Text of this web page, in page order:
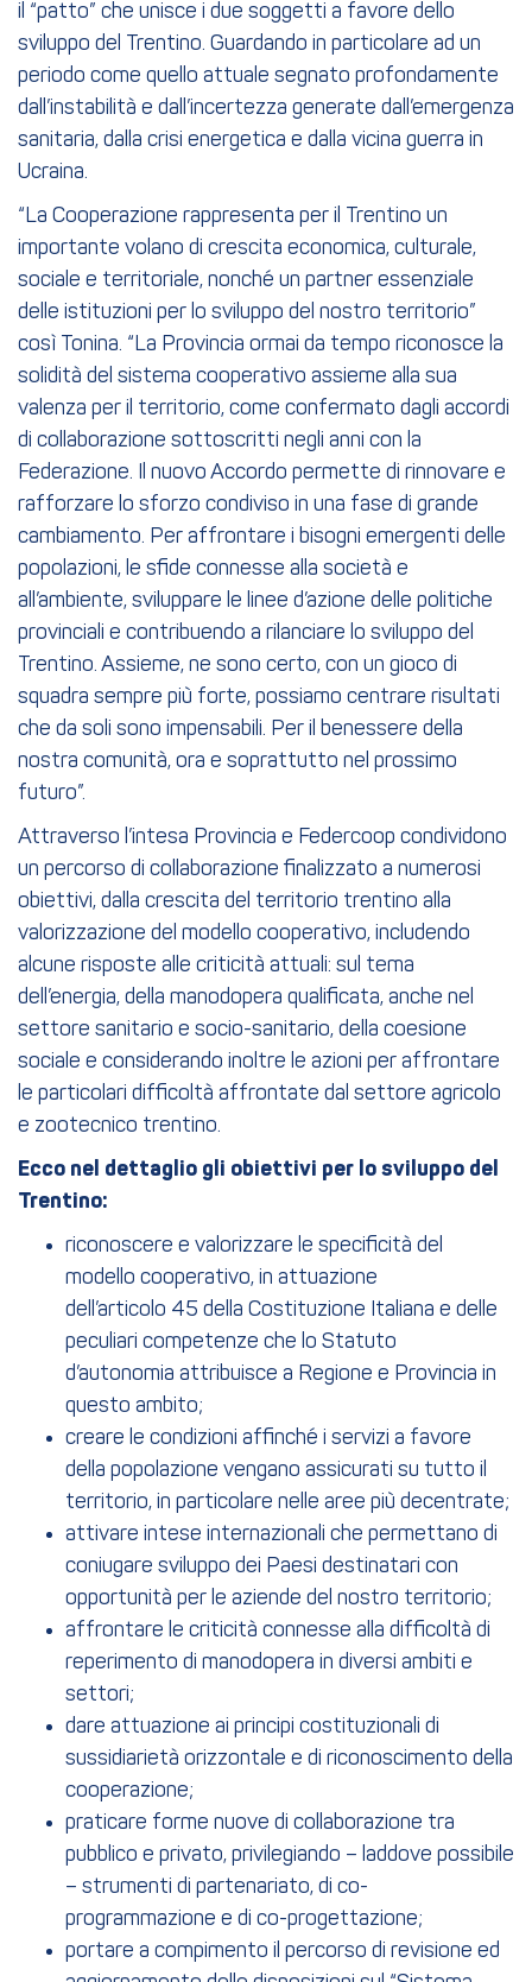
il “patto” che unisce i due soggetti a favore dello
sviluppo del Trentino. Guardando in particolare ad un
periodo come quello attuale segnato profondamente
dall’instabilità e dall’incertezza generate dall’emergenza
sanitaria, dalla crisi energetica e dalla vicina guerra in
Ucraina.
“La Cooperazione rappresenta per il Trentino un
importante volano di crescita economica, culturale,
sociale e territoriale, nonché un partner essenziale
delle istituzioni per lo sviluppo del nostro territorio”
così Tonina. “La Provincia ormai da tempo riconosce la
solidità del sistema cooperativo assieme alla sua
valenza per il territorio, come confermato dagli accordi
di collaborazione sottoscritti negli anni con la
Federazione. Il nuovo Accordo permette di rinnovare e
rafforzare lo sforzo condiviso in una fase di grande
cambiamento. Per affrontare i bisogni emergenti delle
popolazioni, le sfide connesse alla società e
all’ambiente, sviluppare le linee d’azione delle politiche
provinciali e contribuendo a rilanciare lo sviluppo del
Trentino. Assieme, ne sono certo, con un gioco di
squadra sempre più forte, possiamo centrare risultati
che da soli sono impensabili. Per il benessere della
nostra comunità, ora e soprattutto nel prossimo
futuro”.
Attraverso l’intesa Provincia e Federcoop condividono
un percorso di collaborazione finalizzato a numerosi
obiettivi, dalla crescita del territorio trentino alla
valorizzazione del modello cooperativo, includendo
alcune risposte alle criticità attuali: sul tema
dell’energia, della manodopera qualificata, anche nel
settore sanitario e socio-sanitario, della coesione
sociale e considerando inoltre le azioni per affrontare
le particolari difficoltà affrontate dal settore agricolo
e zootecnico trentino.
Ecco nel dettaglio gli obiettivi per lo sviluppo del
Trentino:
riconoscere e valorizzare le specificità del
modello cooperativo, in attuazione
dell’articolo 45 della Costituzione Italiana e delle
peculiari competenze che lo Statuto
d’autonomia attribuisce a Regione e Provincia in
questo ambito;
creare le condizioni affinché i servizi a favore
della popolazione vengano assicurati su tutto il
territorio, in particolare nelle aree più decentrate;
attivare intese internazionali che permettano di
coniugare sviluppo dei Paesi destinatari con
opportunità per le aziende del nostro territorio;
affrontare le criticità connesse alla difficoltà di
reperimento di manodopera in diversi ambiti e
settori;
dare attuazione ai principi costituzionali di
sussidiarietà orizzontale e di riconoscimento della
cooperazione;
praticare forme nuove di collaborazione tra
pubblico e privato, privilegiando – laddove possibile
– strumenti di partenariato, di co-
programmazione e di co-progettazione;
portare a compimento il percorso di revisione ed